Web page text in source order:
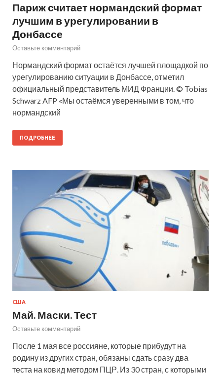
Париж считает нормандский формат
лучшим в урегулировании в
Донбассе
Оставьте комментарий
Нормандский формат остаётся лучшей площадкой по
урегулированию ситуации в Донбассе, отметил
официальный представитель МИД Франции. © Tobias
Schwarz AFP «Мы остаёмся уверенными в том, что
нормандский
ПОДРОБНЕЕ
США
Май. Маски. Тест
Оставьте комментарий
После 1 мая все россияне, которые прибудут на
родину из других стран, обязаны сдать сразу два
теста на ковид методом ПЦР. Из 30 стран, с которыми